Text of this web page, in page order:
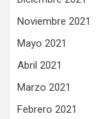
Noviembre 2021
Mayo 2021
Abril 2021
Marzo 2021
Febrero 2021